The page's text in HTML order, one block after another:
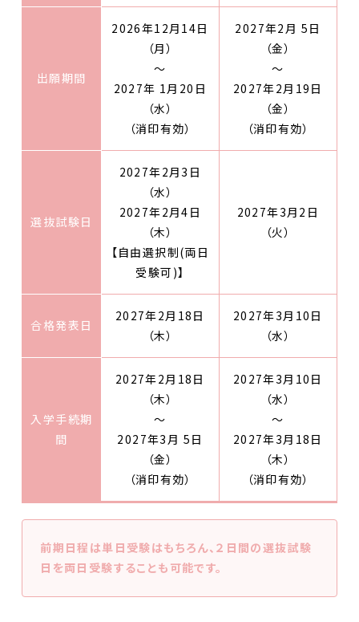
出願期間
2026年12月14日
（月）
～
2027年 1月20日
（水）
（消印有効）
2027年2月 5日
（金）
～
2027年2月19日
（金）
（消印有効）
選抜試験日
2027年2月3日
（水）
2027年2月4日
（木）
【自由選択制(両日
受験可)】
2027年3月2日
（火）
合格発表日
2027年2月18日
（木）
2027年3月10日
（水）
入学手続期
間
2027年2月18日
（木）
～
2027年3月 5日
（金）
（消印有効）
2027年3月10日
（水）
～
2027年3月18日
（木）
（消印有効）
前期日程は単日受験はもちろん、２日間の選抜試験
日を両日受験することも可能です。